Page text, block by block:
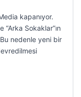
kapanıyor.
Sokaklar”ın
nedenle yeni bir